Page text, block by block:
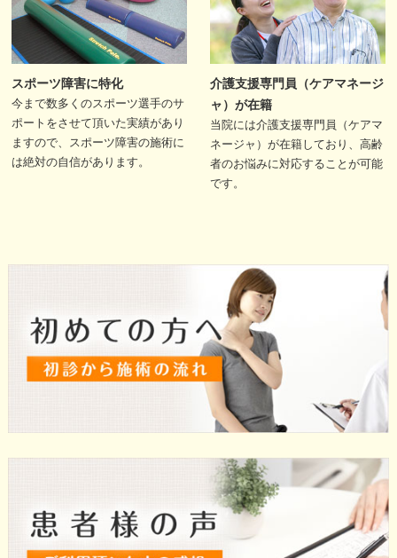
スポーツ障害に特化
今まで数多くのスポーツ選手のサ
ポートをさせて頂いた実績があり
ますので、スポーツ障害の施術に
は絶対の自信があります。
介護支援専門員（ケアマネージ
ャ）が在籍
当院には介護支援専門員（ケアマ
ネージャ）が在籍しており、高齢
者のお悩みに対応することが可能
です。